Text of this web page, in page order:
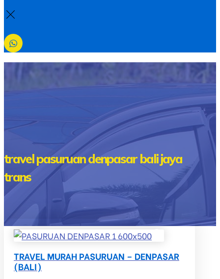
travel pasuruan denpasar bali jaya
trans
TRAVEL MURAH PASURUAN – DENPASAR
(BALI)